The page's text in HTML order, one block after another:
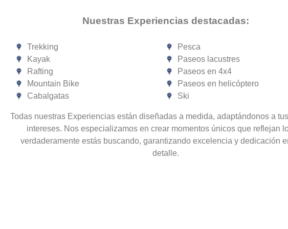
Nuestras Experiencias destacadas:
Trekking
Kayak
Rafting
Mountain Bike
Cabalgatas
Pesca
Paseos lacustres
Paseos en 4x4
Paseos en helicóptero
Ski
Todas nuestras Experiencias están diseñadas a medida, adaptándonos a
intereses. Nos especializamos en crear momentos únicos que reflejan
verdaderamente estás buscando, garantizando excelencia y dedicación
detalle.